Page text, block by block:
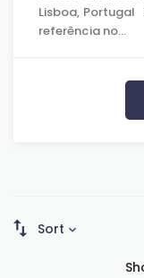
Lisboa, Portugal
referência no…
Sort